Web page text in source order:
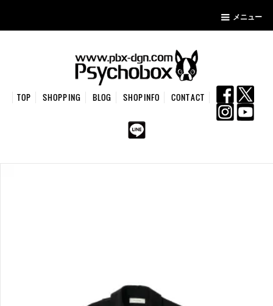
メニュー
TOP SHOPPING BLOG SHOPINFO CONTACT